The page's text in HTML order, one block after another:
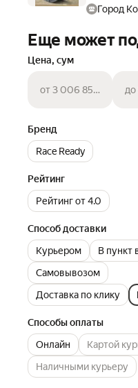
Город
Еще может
Цена, сум
от 3 006 855 сум до
Бренд
Race Ready
Рейтинг
Рейтинг от 4.0
Способ доставки
Курьером
В пункт
Самовывозом
Доставка по клику
Способы оплаты
Онлайн
Картой
Наличными курьеру